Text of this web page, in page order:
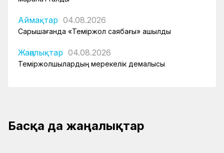
Аймақтар 04.08.2026
Сарышағанда «Теміржол саябағы» ашылды
Жаңалықтар 04.08.2026
Теміржолшылардың мерекелік демалысы
Басқа да жаңалықтар